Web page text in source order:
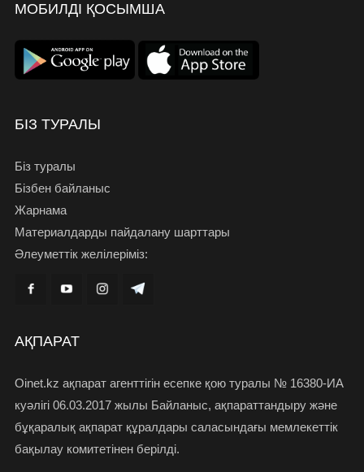
МОБИЛДІ ҚОСЫМША
БІЗ ТУРАЛЫ
Біз туралы
Бізбен байланыс
Жарнама
Материалдарды пайдалану шарттары
Әлеуметтік желілеріміз:
АҚПАРАТ
Oinet.kz ақпарат агенттігін есепке қою туралы № 16380-ИА
куәлігі 06.03.2017 жылы Байланыс, ақпараттандыру және
бұқаралық ақпарат құралдары саласындағы мемлекеттік
бақылау комитетінен берілді.